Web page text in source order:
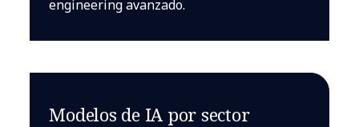
engineering avanzado.
Modelos de IA por sector